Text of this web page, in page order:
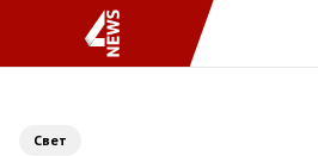
Свет